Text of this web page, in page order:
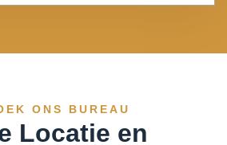
ONS BUREAU
Locatie en